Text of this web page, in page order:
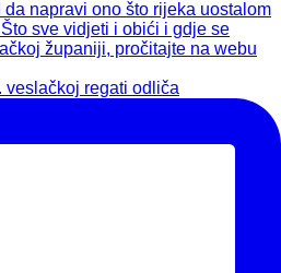
veslačkoj regati odliča